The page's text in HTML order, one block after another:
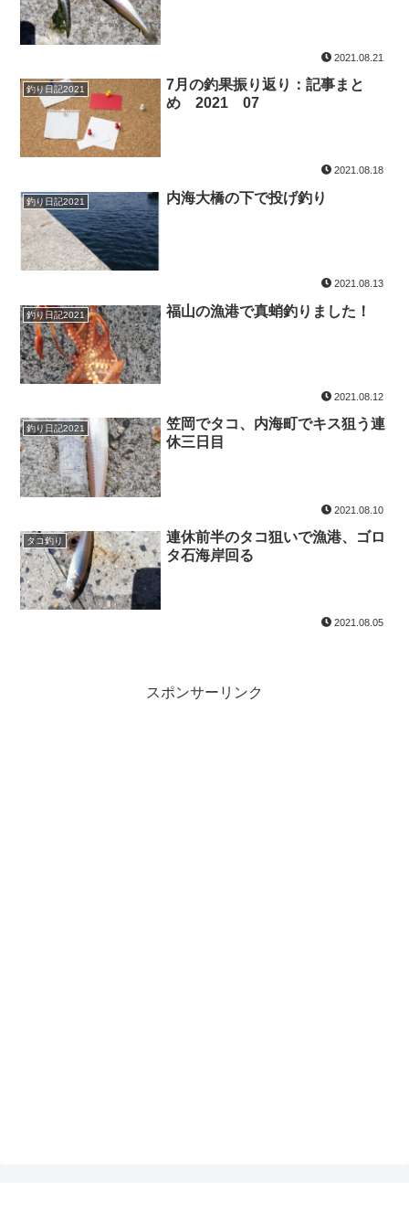
2021.08.21
釣り日記2021
7月の釣果振り返り：記事まと
め 2021 07
2021.08.18
釣り日記2021 内海大橋の下で投げ釣り
2021.08.13
釣り日記2021 福山の漁港で真蛸釣りました！
2021.08.12
釣り日記2021
笠岡でタコ、内海町でキス狙う連
休三日目
2021.08.10
タコ釣り
連休前半のタコ狙いで漁港、ゴロ
タ石海岸回る
2021.08.05
スポンサーリンク